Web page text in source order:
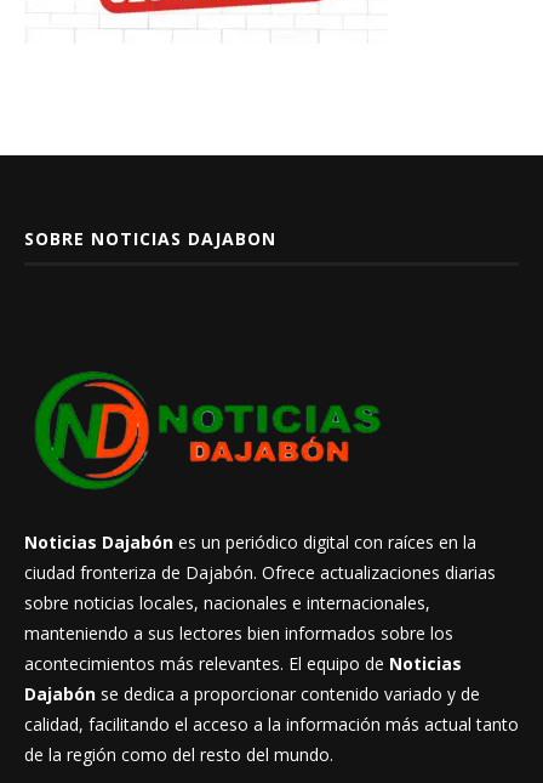
SOBRE NOTICIAS DAJABON
Noticias Dajabón es un periódico digital con raíces en la
ciudad fronteriza de Dajabón. Ofrece actualizaciones diarias
sobre noticias locales, nacionales e internacionales,
manteniendo a sus lectores bien informados sobre los
acontecimientos más relevantes. El equipo de Noticias
Dajabón se dedica a proporcionar contenido variado y de
calidad, facilitando el acceso a la información más actual tanto
de la región como del resto del mundo.